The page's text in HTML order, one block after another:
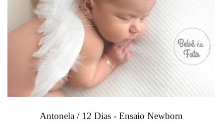
Antonela / 12 Dias - Ensaio Newborn